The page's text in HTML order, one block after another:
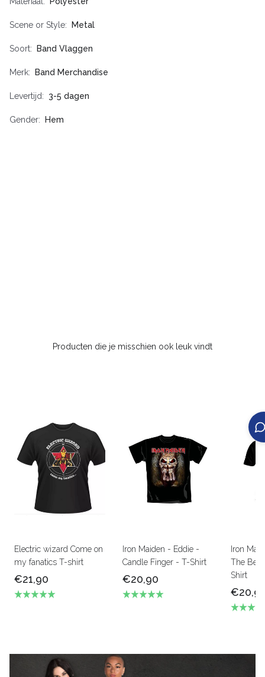
Scene or Style Metal
Soort Band Vlaggen
Merk Band Merchandise
Levertijd 3-5 dagen
Gender Hem
Producten die je misschien ook leuk vindt
Electric wizard Come on
my fanatics T-shirt
€21,90
Iron Maiden - Eddie -
Candle Finger - T-Shirt
€20,90
Iron
The
Shirt